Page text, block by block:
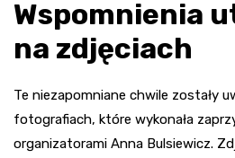
Wspomnienia
na zdjęciach
Te niezapomniane chwile zostały
fotografiach, które wykonała
organizatorami Anna Bulsiewicz.